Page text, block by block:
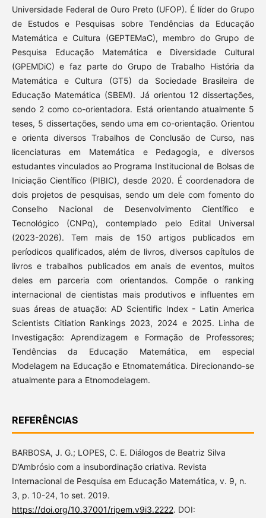
Universidade Federal de Ouro Preto (UFOP). É líder do Grupo
de Estudos e Pesquisas sobre Tendências da Educação
Matemática e Cultura (GEPTEMaC), membro do Grupo de
Pesquisa Educação Matemática e Diversidade Cultural
(GPEMDiC) e faz parte do Grupo de Trabalho História da
Matemática e Cultura (GT5) da Sociedade Brasileira de
Educação Matemática (SBEM). Já orientou 12 dissertações,
sendo 2 como co-orientadora. Está orientando atualmente 5
teses, 5 dissertações, sendo uma em co-orientação. Orientou
e orienta diversos Trabalhos de Conclusão de Curso, nas
licenciaturas em Matemática e Pedagogia, e diversos
estudantes vinculados ao Programa Institucional de Bolsas de
Iniciação Científico (PIBIC), desde 2020. É coordenadora de
dois projetos de pesquisas, sendo um dele com fomento do
Conselho Nacional de Desenvolvimento Científico e
Tecnológico (CNPq), contemplado pelo Edital Universal
(2023-2026). Tem mais de 150 artigos publicados em
períodicos qualificados, além de livros, diversos capítulos de
livros e trabalhos publicados em anais de eventos, muitos
deles em parceria com orientandos. Compõe o ranking
internacional de cientistas mais produtivos e influentes em
suas áreas de atuação: AD Scientific Index - Latin America
Scientists Citiation Rankings 2023, 2024 e 2025. Linha de
Investigação: Aprendizagem e Formação de Professores;
Tendências da Educação Matemática, em especial
Modelagem na Educação e Etnomatemática. Direcionando-se
atualmente para a Etnomodelagem.
REFERÊNCIAS
BARBOSA, J. G.; LOPES, C. E. Diálogos de Beatriz Silva
D’Ambrósio com a insubordinação criativa. Revista
Internacional de Pesquisa em Educação Matemática, v. 9, n.
3, p. 10-24, 1o set. 2019.
https://doi.org/10.37001/ripem.v9i3.2222. DOI: